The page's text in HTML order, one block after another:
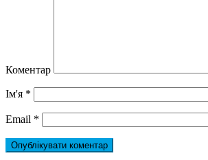
Коментар
Ім'я *
Email *